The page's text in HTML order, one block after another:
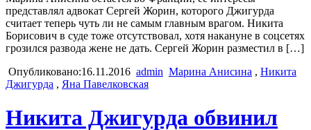
представлял адвокат Сергей Жорин, которого Джигурда
считает теперь чуть ли не самым главным врагом. Никита
Борисович в суде тоже отсутствовал, хотя накануне в соцсетях
грозился развода жене не дать. Сергей Жорин разместил в […]
Опубликовано:16.11.2016 admin Марина Анисина , Никита
Джигурда , Яна Павелковская
Никита Джигурда обвинил